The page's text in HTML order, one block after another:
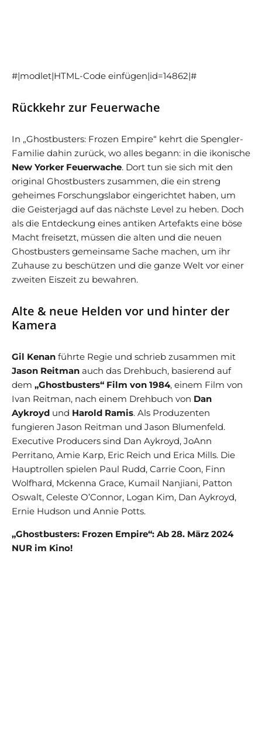
#|modlet|HTML-Code einfügen|id=14862|#
Rückkehr zur Feuerwache
In „Ghostbusters: Frozen Empire“ kehrt die Spengler-
Familie dahin zurück, wo alles begann: in die ikonische
New Yorker Feuerwache. Dort tun sie sich mit den
original Ghostbusters zusammen, die ein streng
geheimes Forschungslabor eingerichtet haben, um
die Geisterjagd auf das nächste Level zu heben. Doch
als die Entdeckung eines antiken Artefakts eine böse
Macht freisetzt, müssen die alten und die neuen
Ghostbusters gemeinsame Sache machen, um ihr
Zuhause zu beschützen und die ganze Welt vor einer
zweiten Eiszeit zu bewahren.
Alte & neue Helden vor und hinter der
Kamera
Gil Kenan führte Regie und schrieb zusammen mit
Jason Reitman auch das Drehbuch, basierend auf
dem „Ghostbusters“ Film von 1984, einem Film von
Ivan Reitman, nach einem Drehbuch von Dan
Aykroyd und Harold Ramis. Als Produzenten
fungieren Jason Reitman und Jason Blumenfeld.
Executive Producers sind Dan Aykroyd, JoAnn
Perritano, Amie Karp, Eric Reich und Erica Mills. Die
Hauptrollen spielen Paul Rudd, Carrie Coon, Finn
Wolfhard, Mckenna Grace, Kumail Nanjiani, Patton
Oswalt, Celeste O’Connor, Logan Kim, Dan Aykroyd,
Ernie Hudson und Annie Potts.
„Ghostbusters: Frozen Empire“: Ab 28. März 2024
NUR im Kino!